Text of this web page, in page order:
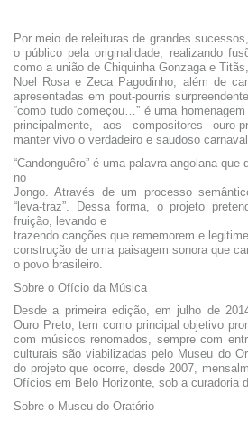
Por meio de releituras de grandes
o público pela originalidade, realizando
como a união de Chiquinha Gonzaga e
Noel Rosa e Zeca Pagodinho, além de
apresentadas em pout-pourris
“como tudo começou…” é uma
principalmente, aos compositores ouro-
manter vivo o verdadeiro e saudoso
“Candonguêro” é uma palavra angolana que
no
Jongo. Através de um processo
“leva-traz”. Dessa forma, o projeto
fruição, levando e
trazendo canções que rememorem e
construção de uma paisagem sonora que
o povo brasileiro.
Sobre o Ofício da Música
Desde a primeira edição, em julho de
Ouro Preto, tem como principal objetivo
com músicos renomados, sempre com
culturais são viabilizadas pelo Museu do
do projeto que ocorre, desde 2007,
Ofícios em Belo Horizonte, sob a curadoria
Sobre o Museu do Oratório